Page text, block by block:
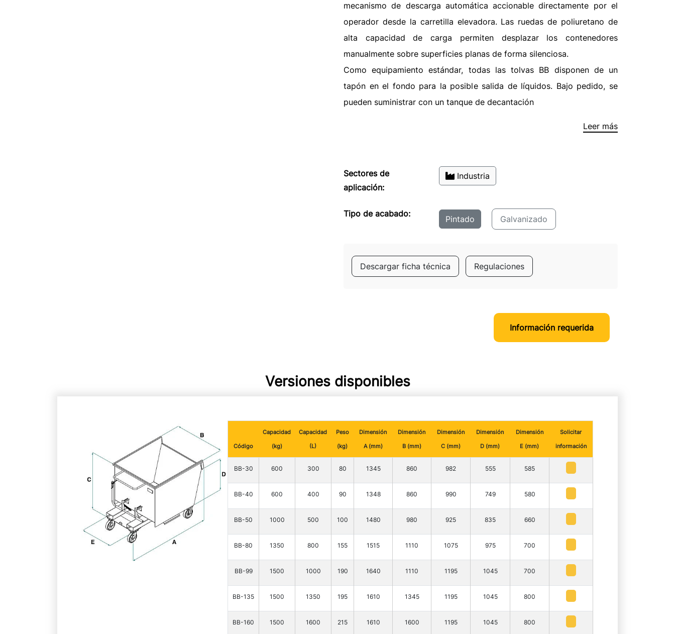
mecanismo de descarga automática accionable directamente por el
operador desde la carretilla elevadora. Las ruedas de poliuretano de
alta capacidad de carga permiten desplazar los contenedores
manualmente sobre superficies planas de forma silenciosa.
Como equipamiento estándar, todas las tolvas BB disponen de un
tapón en el fondo para la posible salida de líquidos. Bajo pedido, se
pueden suministrar con un tanque de decantación
Leer más
Sectores de
aplicación:
Industria
Tipo de acabado:
Pintado Galvanizado
Descargar ficha técnica Regulaciones
Información requerida
Versiones disponibles
Código
Capacidad
(kg)
Capacidad
(L)
Peso
(kg)
Dimensión
A (mm)
Dimensión
B (mm)
Dimensión
C (mm)
Dimensión
D (mm)
Dimensión
E (mm)
Solicitar
información
BB-30 600 300 80 1345 860 982 555 585
BB-40 600 400 90 1348 860 990 749 580
BB-50 1000 500 100 1480 980 925 835 660
BB-80 1350 800 155 1515 1110 1075 975 700
BB-99 1500 1000 190 1640 1110 1195 1045 700
BB-135 1500 1350 195 1610 1345 1195 1045 800
BB-160 1500 1600 215 1610 1600 1195 1045 800